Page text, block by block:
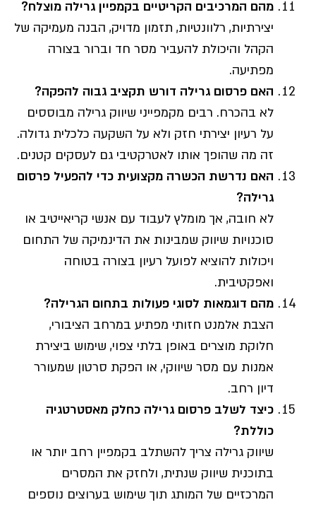
מהם המרכיבים הקריטיים בקמפיין גרילה מוצלח?
יצירתיות, רלוונטיות, תזמון מדויק, הבנה מעמיקה של
הקהל והיכולת להעביר מסר חד וברור בצורה
מפתיעה.
האם פרסום גרילה דורש תקציב גבוה להפקה?
לא בהכרח. רבים מקמפייני שיווק גרילה מבוססים
על רעיון יצירתי חזק ולא על השקעה כלכלית גדולה.
זה מה שהופך אותו לאטרקטיבי גם לעסקים קטנים.
האם נדרשת הכשרה מקצועית כדי להפעיל פרסום
גרילה?
לא חובה, אך מומלץ לעבוד עם אנשי קריאייטיב או
סוכנויות שיווק שמבינות את הדינמיקה של התחום
ויכולות להוציא לפועל רעיון בצורה בטוחה
ואפקטיבית.
מהם דוגמאות לסוגי פעולות בתחום הגרילה?
הצבת אלמנט חזותי מפתיע במרחב הציבורי,
חלוקת מוצרים באופן בלתי צפוי, שימוש ביצירת
אמנות עם מסר שיווקי, או הפקת סרטון שמעורר
דיון רחב.
כיצד לשלב פרסום גרילה כחלק מאסטרטגיה
כוללת?
שיווק גרילה צריך להשתלב בקמפיין רחב יותר או
בתוכנית שיווק שנתית, ולחזק את המסרים
המרכזיים של המותג תוך שימוש בערוצים נוספים